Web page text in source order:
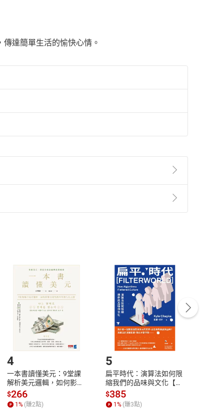
達簡單生活的愉快心情。
第2條第5款之規定，「非以有形媒介提供之數位
點選「瀏覽訂單明細」 「申請取消訂單/退
貨。
付款方式
Payment
完成訂單
Complete
號，下載書籍後看書
4
一本書讀懂美元：9堂課
解析美元邏輯，如何影響
全球經濟和每個人的投資
【電子書】
$266
1% (賺2點)
5
扁平時代：演算法如何限
縮我們的品味與文化【電
子書】
$385
1% (賺3點)